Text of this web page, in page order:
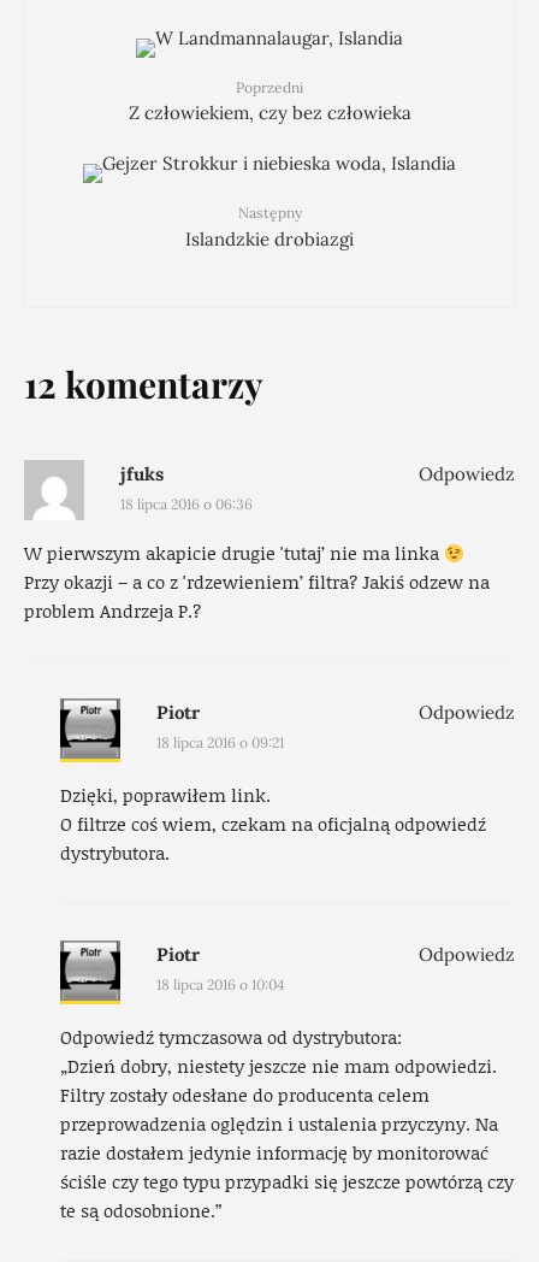
Poprzedni
Z człowiekiem, czy bez człowieka
Następny
Islandzkie drobiazgi
12 komentarzy
jfuks
18 lipca 2016 o 06:36
W pierwszym akapicie drugie 'tutaj’ nie ma linka
Przy okazji – a co z 'rdzewieniem’ filtra? Jakiś odzew na
problem Andrzeja P.?
Odpowiedz
Piotr
18 lipca 2016 o 09:21
Dzięki, poprawiłem link.
O filtrze coś wiem, czekam na oficjalną odpowiedź
dystrybutora.
Odpowiedz
Piotr
18 lipca 2016 o 10:04
Odpowiedź tymczasowa od dystrybutora:
„Dzień dobry, niestety jeszcze nie mam odpowiedzi.
Filtry zostały odesłane do producenta celem
przeprowadzenia oględzin i ustalenia przyczyny. Na
razie dostałem jedynie informację by monitorować
ściśle czy tego typu przypadki się jeszcze powtórzą czy
te są odosobnione.”
Odpowiedz